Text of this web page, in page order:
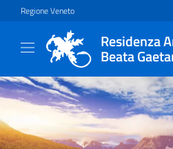
Vai al contenuto principale
Vai al footer
Regione Veneto
Residenza
Beata